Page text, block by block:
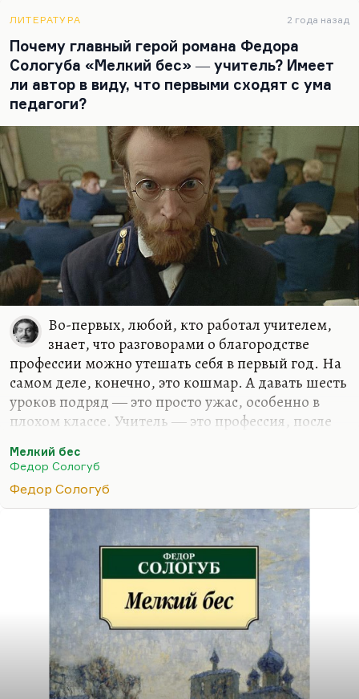
Что касается второго важного для меня открытия.
бессилия, когда ты понимаешь, что ты хочешь
мальчика своего или девочку защитить от боли, а
Дамблдор с портрета отвечает: «Боль должна
прийти. И она придёт». И тогда почти
буквально…
ЛИТЕРАТУРА 2 года назад
Почему главный герой романа Федора
Сологуба «Мелкий бес» ― учитель? Имеет
ли автор в виду, что первыми сходят с ума
педагоги?
Во-первых, любой, кто работал учителем,
знает, что разговорами о благородстве
профессии можно утешать себя в первый год. На
самом деле, конечно, это кошмар. А давать шесть
уроков подряд ― это просто ужас, особенно в
плохом классе. Учитель ― это профессия, после
лет, потому что если больше десяти лет, ты уже
превращаешься в лошадь, ходящую по кругу. Это
адская профессия, она очень трудна, а в царской
России, где образование было еще более
заштампованным, еще более идеологически
зажатым делом, чем сейчас, где закон божий
преподавался в школе, где батюшек ненавидели
из-за этого, где было раздельное обучение, где, в
общем, выхолащивалась самая суть…
Мелкий бес
Федор Сологуб
Федор Сологуб